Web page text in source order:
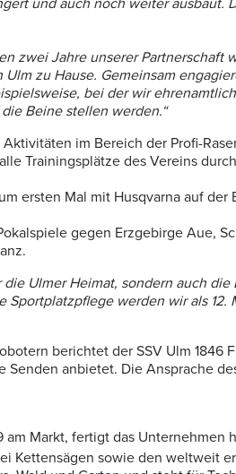
zwei Jahre unserer
Ulm zu Hause. Gemeinsam
bei der wir
Beine stellen werden.“
im Bereich der Profi-
Trainingsplätze des Vereins
ersten Mal mit Husqvarna auf
gegen Erzgebirge Aue,
Ulmer Heimat, sondern auch
werden wir als
berichtet der SSV Ulm
Senden anbietet. Die Ansprache
am Markt, fertigt das
Kettensägen sowie den weltweit